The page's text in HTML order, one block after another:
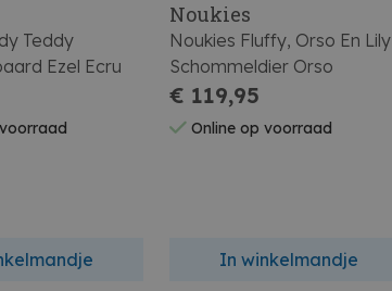
Teddy
Ezel Ecru
Noukies
Noukies Fluffy, Orso En Lily
Schommeldier Orso
€ 119,95
Online op voorraad
In winkelmandje